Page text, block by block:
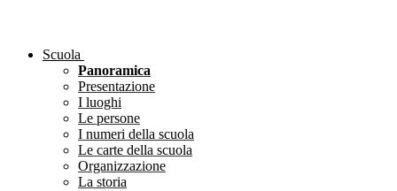
Scuola
Panoramica
Presentazione
I luoghi
Le persone
I numeri della scuola
Le carte della scuola
Organizzazione
La storia